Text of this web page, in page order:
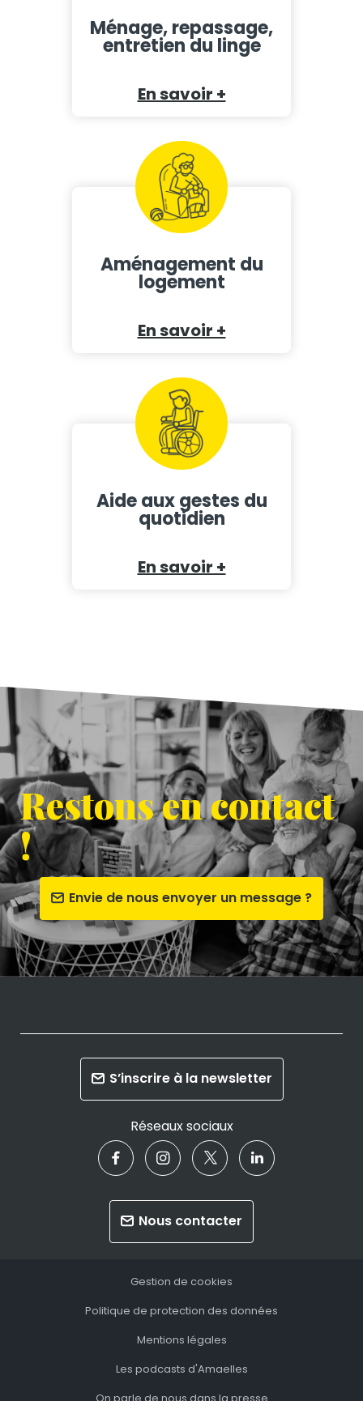
Ménage, repassage,
entretien du linge
En savoir +
Aménagement du
logement
En savoir +
Aide aux gestes du
quotidien
En savoir +
Restons en contact
!
Envie de nous envoyer un message ?
S’inscrire à la newsletter
Réseaux sociaux
Nous contacter
Gestion de cookies
Politique de protection des données
Mentions légales
Les podcasts d'Amaelles